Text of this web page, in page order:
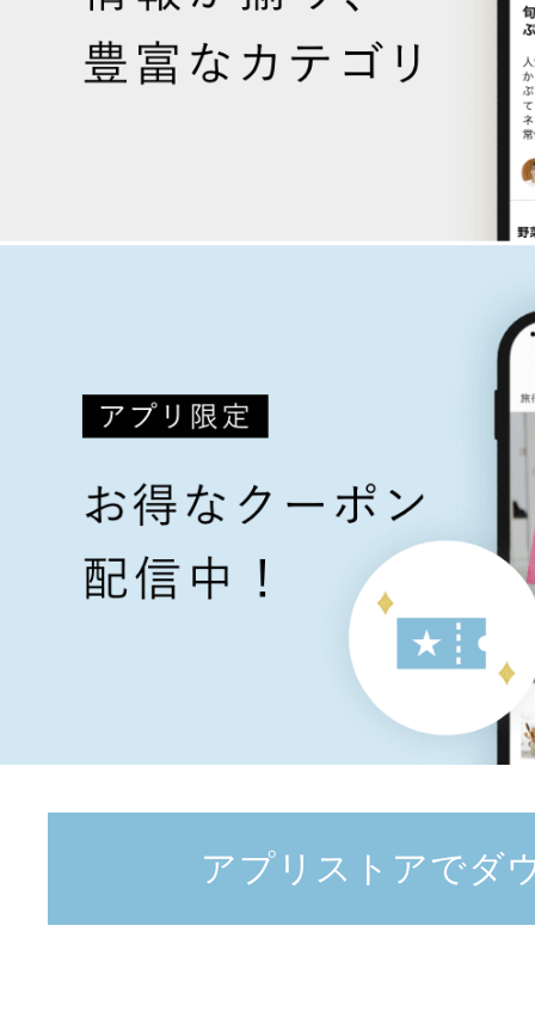
アプリストアでダ